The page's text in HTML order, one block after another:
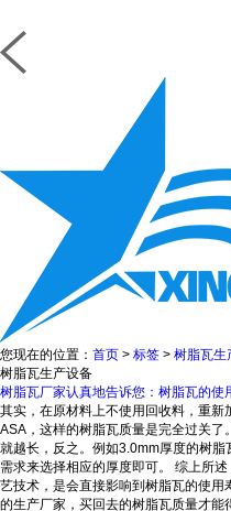
您现在的位置： 首页 > 标签 > 树脂瓦生
树脂瓦生产设备
树脂瓦厂家认真地告诉您：树脂瓦的使
其实，在原材料上不使用回收料，重
ASA，这样的树脂瓦质量是完全过关
就越长，反之。例如3.0mm厚度的树
需求来选择相应的厚度即可。 综上所
艺技术，是会直接影响到树脂瓦的使用
的生产厂家，买回去的树脂瓦质量才能